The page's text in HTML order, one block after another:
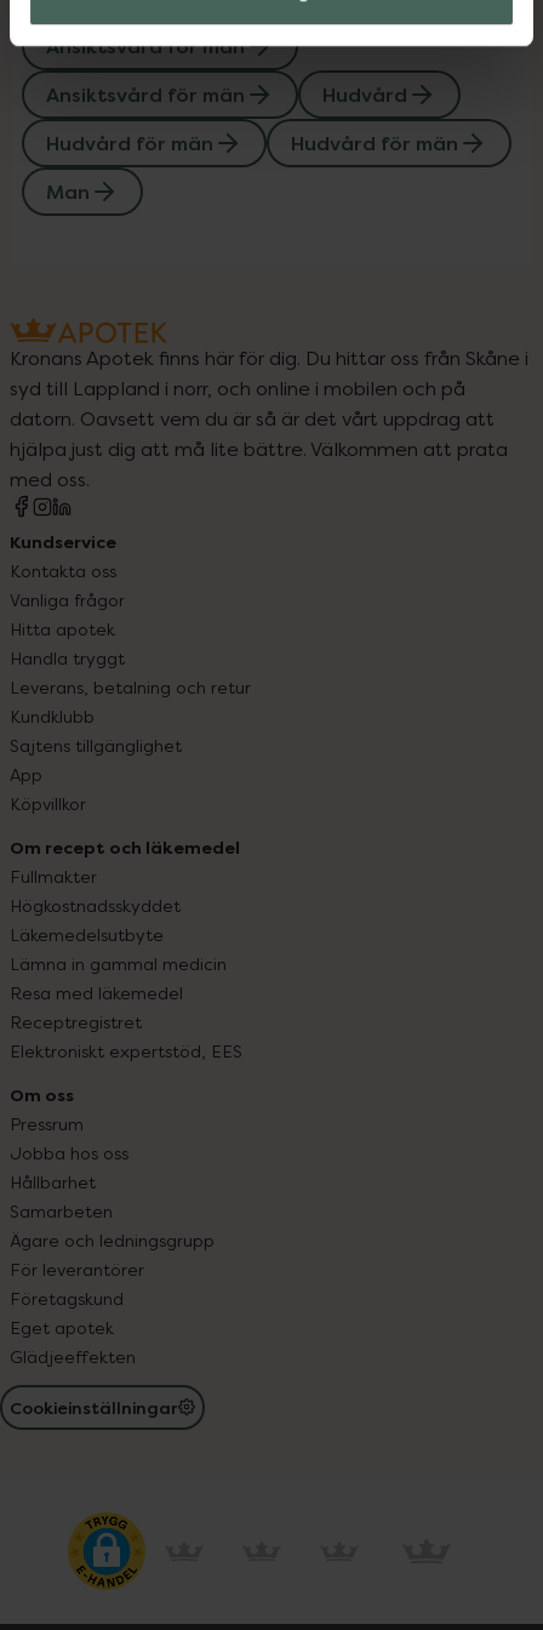
Ansiktsvård för män
Ansiktsvård för män
Hudvård
Hudvård för män
Hudvård för män
Man
Kronans Apotek finns här för dig. Du hittar oss från Skåne i
syd till Lappland i norr, och online i mobilen och på
datorn. Oavsett vem du är så är det vårt uppdrag att
hjälpa just dig att må lite bättre. Välkommen att prata
med oss.
Kundservice
Kontakta oss
Vanliga frågor
Hitta apotek
Handla tryggt
Leverans, betalning och retur
Kundklubb
Sajtens tillgänglighet
App
Köpvillkor
Om recept och läkemedel
Fullmakter
Högkostnadsskyddet
Läkemedelsutbyte
Lämna in gammal medicin
Resa med läkemedel
Receptregistret
Elektroniskt expertstöd, EES
Om oss
Pressrum
Jobba hos oss
Hållbarhet
Samarbeten
Ägare och ledningsgrupp
För leverantörer
Företagskund
Eget apotek
Glädjeeffekten
Cookieinställningar